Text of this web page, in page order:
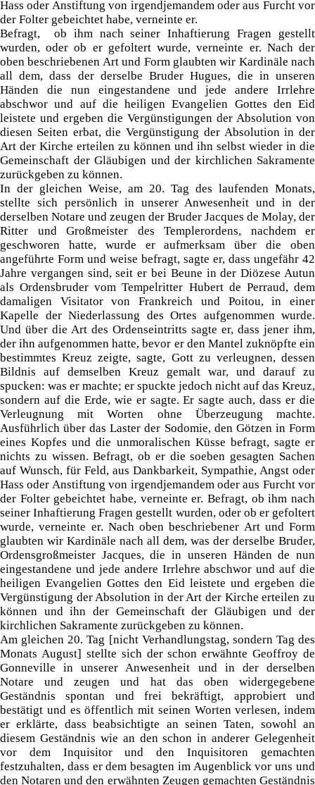
Hass oder Anstiftung von irgendjemandem oder aus Furcht vor
der Folter gebeichtet habe, verneinte er.
Befragt, ob ihm nach seiner Inhaftierung Fragen gestellt
wurden, oder ob er gefoltert wurde, verneinte er. Nach der
oben beschriebenen Art und Form glaubten wir Kardinäle nach
all dem, dass der derselbe Bruder Hugues, die in unseren
Händen die nun eingestandene und jede andere Irrlehre
abschwor und auf die heiligen Evangelien Gottes den Eid
leistete und ergeben die Vergünstigungen der Absolution von
diesen Seiten erbat, die Vergünstigung der Absolution in der
Art der Kirche erteilen zu können und ihn selbst wieder in die
Gemeinschaft der Gläubigen und der kirchlichen Sakramente
zurückgeben zu können.
In der gleichen Weise, am 20. Tag des laufenden Monats,
stellte sich persönlich in unserer Anwesenheit und in der
derselben Notare und zeugen der Bruder Jacques de Molay, der
Ritter und Großmeister des Templerordens, nachdem er
geschworen hatte, wurde er aufmerksam über die oben
angeführte Form und weise befragt, sagte er, dass ungefähr 42
Jahre vergangen sind, seit er bei Beune in der Diözese Autun
als Ordensbruder vom Tempelritter Hubert de Perraud, dem
damaligen Visitator von Frankreich und Poitou, in einer
Kapelle der Niederlassung des Ortes aufgenommen wurde.
Und über die Art des Ordenseintritts sagte er, dass jener ihm,
der ihn aufgenommen hatte, bevor er den Mantel zuknöpfte ein
bestimmtes Kreuz zeigte, sagte, Gott zu verleugnen, dessen
Bildnis auf demselben Kreuz gemalt war, und darauf zu
spucken: was er machte; er spuckte jedoch nicht auf das Kreuz,
sondern auf die Erde, wie er sagte. Er sagte auch, dass er die
Verleugnung mit Worten ohne Überzeugung machte.
Ausführlich über das Laster der Sodomie, den Götzen in Form
eines Kopfes und die unmoralischen Küsse befragt, sagte er
nichts zu wissen. Befragt, ob er die soeben gesagten Sachen
auf Wunsch, für Feld, aus Dankbarkeit, Sympathie, Angst oder
Hass oder Anstiftung von irgendjemandem oder aus Furcht vor
der Folter gebeichtet habe, verneinte er. Befragt, ob ihm nach
seiner Inhaftierung Fragen gestellt wurden, oder ob er gefoltert
wurde, verneinte er. Nach oben beschriebener Art und Form
glaubten wir Kardinäle nach all dem, was der derselbe Bruder,
Ordensgroßmeister Jacques, die in unseren Händen de nun
eingestandene und jede andere Irrlehre abschwor und auf die
heiligen Evangelien Gottes den Eid leistete und ergeben die
Vergünstigung der Absolution in der Art der Kirche erteilen zu
können und ihn der Gemeinschaft der Gläubigen und der
kirchlichen Sakramente zurückgeben zu können.
Am gleichen 20. Tag [nicht Verhandlungstag, sondern Tag des
Monats August] stellte sich der schon erwähnte Geoffroy de
Gonneville in unserer Anwesenheit und in der derselben
Notare und zeugen und hat das oben widergegebene
Geständnis spontan und frei bekräftigt, approbiert und
bestätigt und es öffentlich mit seinen Worten verlesen, indem
er erklärte, dass beabsichtigte an seinen Taten, sowohl an
diesem Geständnis wie an den schon in anderer Gelegenheit
vor dem Inquisitor und den Inquisitoren gemachten
festzuhalten, dass er dem besagten im Augenblick vor uns und
den Notaren und den erwähnten Zeugen gemachten Geständnis